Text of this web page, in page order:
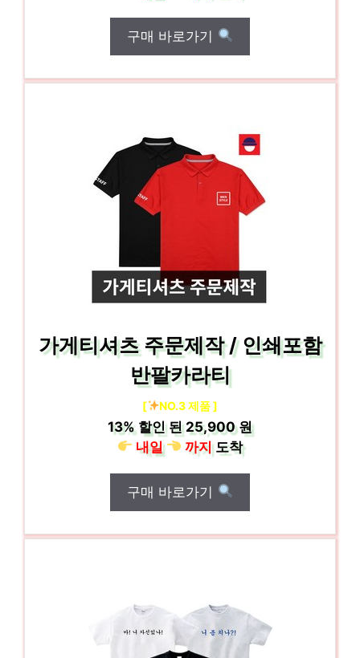
구매 바로가기
가게티셔츠 주문제작 / 인쇄포함
반팔카라티
[ NO.3 제품 ]
13% 할인 된25,900 원
내일
까지도착
구매 바로가기